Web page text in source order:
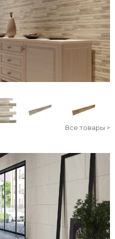
Все товары >